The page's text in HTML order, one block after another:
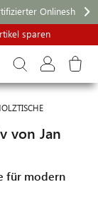
Onlineshop
sparen
von Jan
für modern